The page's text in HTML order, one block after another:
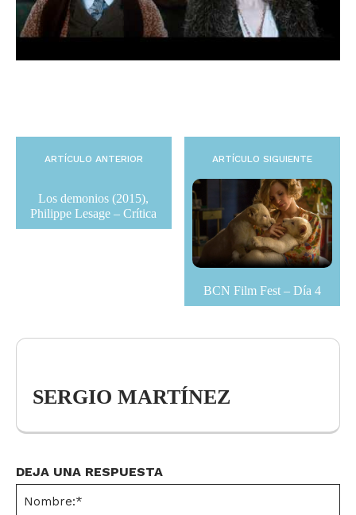
ARTÍCULO ANTERIOR
Los demonios (2015),
Philippe Lesage – Crítica
ARTÍCULO SIGUIENTE
BCN Film Fest – Día 4
SERGIO MARTÍNEZ
DEJA UNA RESPUESTA